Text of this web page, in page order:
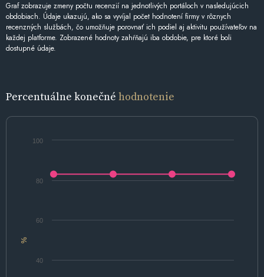
Graf zobrazuje zmeny počtu recenzií na jednotlivých portáloch v nasledujúcich
obdobiach. Údaje ukazujú, ako sa vyvíjal počet hodnotení firmy v rôznych
recenzných službách, čo umožňuje porovnať ich podiel aj aktivitu používateľov na
každej platforme. Zobrazené hodnoty zahŕňajú iba obdobie, pre ktoré boli
dostupné údaje.
Percentuálne konečné hodnotenie
%
40
60
80
100